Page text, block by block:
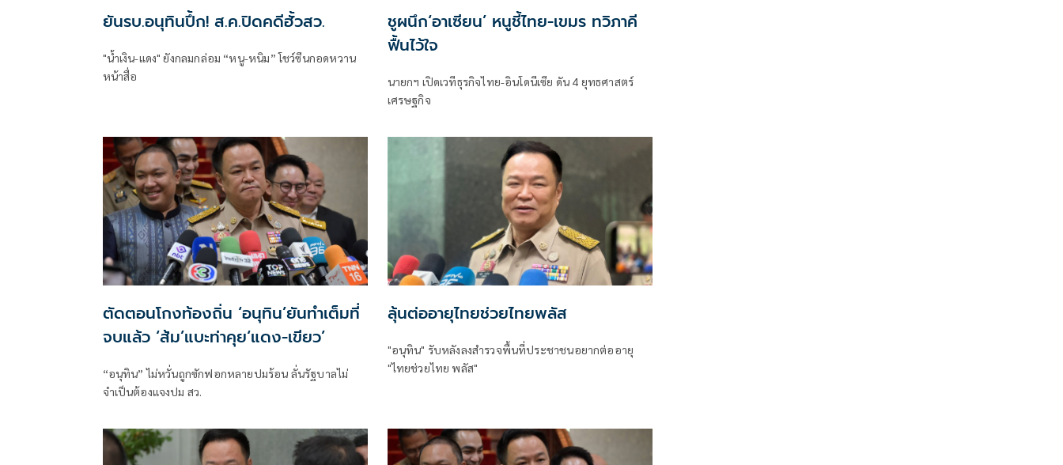
ยันรบ.อนุทินปึ้ก! ส.ค.ปิดคดีฮั้วสว.
"น้ำเงิน-แดง" ยังกลมกล่อม “หนู-หนิม” โชว์ซีนกอดหวาน
หน้าสื่อ
ชูผนึก‘อาเซียน’ หนูชี้ไทย-เขมร ทวิภาคี
ฟื้นไว้ใจ
นายกฯ เปิดเวทีธุรกิจไทย-อินโดนีเซีย ดัน 4 ยุทธศาสตร์
เศรษฐกิจ
ตัดตอนโกงท้องถิ่น ‘อนุทิน’ยันทำเต็มที่
จบแล้ว ‘ส้ม’แบะท่าคุย‘แดง-เขียว’
“อนุทิน” ไม่หวั่นถูกซักฟอกหลายปมร้อน ลั่นรัฐบาลไม่
จำเป็นต้องแจงปม สว.
ลุ้นต่ออายุไทยช่วยไทยพลัส
"อนุทิน" รับหลังลงสำรวจพื้นที่ประชาชนอยากต่ออายุ
"ไทยช่วยไทย พลัส"